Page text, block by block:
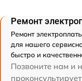
Ремонт
Ремонт
для нашего
быстро и
Позвоните нам и